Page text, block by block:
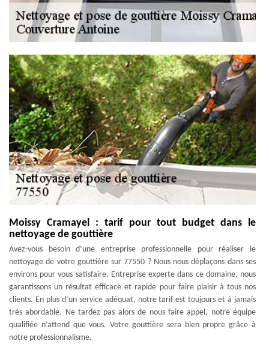
Moissy Cramayel : tarif pour tout budget dans le
nettoyage de gouttière
Avez-vous besoin d’une entreprise professionnelle pour réaliser le
nettoyage de votre gouttière sur 77550 ? Nous nous déplaçons dans ses
environs pour vous satisfaire. Entreprise experte dans ce domaine, nous
garantissons un résultat efficace et rapide pour faire plaisir à tous nos
clients. En plus d’un service adéquat, notre tarif est toujours et à jamais
très abordable. Ne tardez pas alors de nous faire appel, notre équipe
qualifiée n’attend que vous. Votre gouttière sera bien propre grâce à
notre professionnalisme.